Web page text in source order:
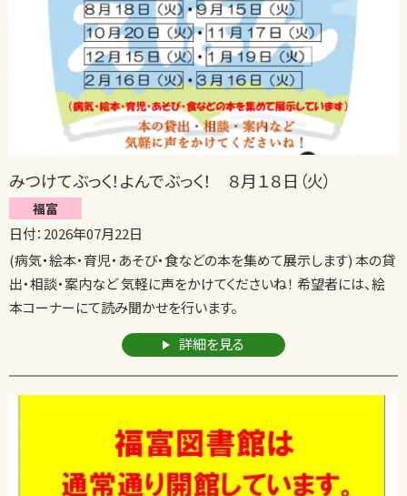
みつけてぶっく！よんでぶっく！ ８月１８日（火）
福富
日付：2026年07月22日
(病気・絵本・育児・あそび・食などの本を集めて展示します) 本の貸
出・相談・案内など 気軽に声をかけてくださいね！ 希望者には、絵
本コーナーにて読み聞かせを行います。
詳細を見る